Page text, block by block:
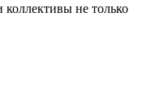
не только